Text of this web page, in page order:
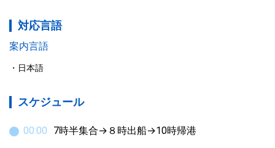
対応言語
案内言語
日本語
スケジュール
00:00 7時半集合→８時出船→10時帰港